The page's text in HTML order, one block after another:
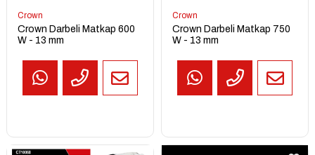
Crown
Crown Darbeli Matkap 600
W - 13 mm
Crown
Crown Darbeli Matkap 750
W - 13 mm